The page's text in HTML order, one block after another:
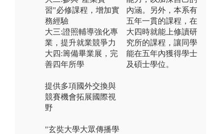
習"必修課程，增加實
務經驗
大三:證照輔導強化專
業，提升就業競爭力
大四:籌備畢業展，完
善四年所學
提供多項國外交換與
競賽機會拓展國際視
野
"玄奘大學大眾傳播學
內涵。另外，本系有
五年一貫的課程，在
大四時就能上修讀研
究所的課程，讓同學
能在五年內獲得學士
及碩士學位。